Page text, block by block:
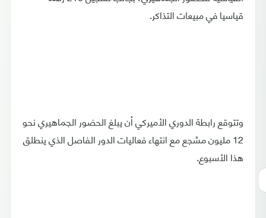
قياسيا في مبيعات التذاكر.
وتتوقع رابطة الدوري الأميركي أن يبلغ الحضور الجماهيري نحو
12 مليون مشجع مع انتهاء فعاليات الدور الفاصل الذي ينطلق
هذا الأسبوع.